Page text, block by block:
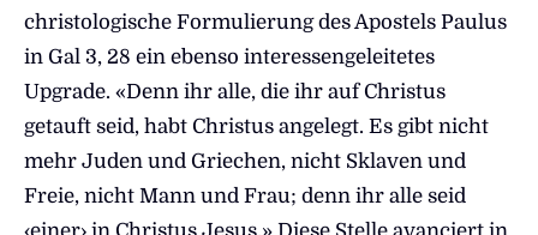
christologische Formulierung des Apostels Paulus
in Gal 3, 28 ein ebenso interessengeleitetes
Upgrade. «Denn ihr alle, die ihr auf Christus
getauft seid, habt Christus angelegt. Es gibt nicht
mehr Juden und Griechen, nicht Sklaven und
Freie, nicht Mann und Frau; denn ihr alle seid
‹einer› in Christus Jesus.» Diese Stelle avanciert in